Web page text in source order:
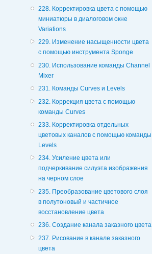
228. Корректировка цвета с помощью
миниатюры в диалоговом окне
Variations
229. Изменение насыщенности цвета
с помощью инструмента Sponge
230. Использование команды Channel
Mixer
231. Команды Curves и Levels
232. Коррекция цвета с помощью
команды Curves
233. Корректировка отдельных
цветовых каналов с помощью команды
Levels
234. Усиление цвета или
подчеркивание силуэта изображения
на черном слое
235. Преобразование цветового слоя
в полутоновый и частичное
восстановление цвета
236. Создание канала заказного цвета
237. Рисование в канале заказного
цвета